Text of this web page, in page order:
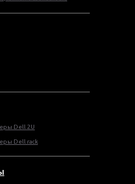
Dell 2U
Dell rack